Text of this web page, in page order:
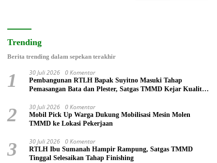
Trending
Berita trending dalam sepekan terakhir
1 30 Juli 2026 0 Komentar
Pembangunan RTLH Bapak Suyitno Masuki Tahap
Pemasangan Bata dan Plester, Satgas TMMD Kejar Kualitas
2 30 Juli 2026 0 Komentar
Mobil Pick Up Warga Dukung Mobilisasi Mesin Molen
TMMD ke Lokasi Pekerjaan
3 30 Juli 2026 0 Komentar
RTLH Ibu Sumanah Hampir Rampung, Satgas TMMD
Tinggal Selesaikan Tahap Finishing